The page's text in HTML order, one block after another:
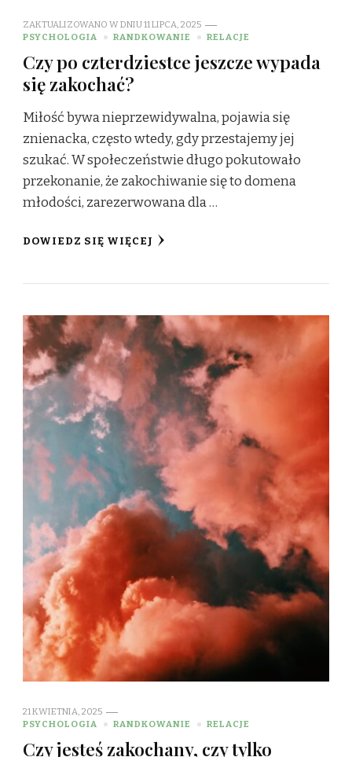
ZAKTUALIZOWANO W DNIU11 LIPCA, 2025
PSYCHOLOGIA
RANDKOWANIE RELACJE
Czy po czterdziestce jeszcze wypada
się zakochać?
Miłość bywa nieprzewidywalna, pojawia się
znienacka, często wtedy, gdy przestajemy jej
szukać. W społeczeństwie długo pokutowało
przekonanie, że zakochiwanie się to domena
młodości, zarezerwowana dla …
DOWIEDZ SIĘ WIĘCEJ
21 KWIETNIA, 2025
PSYCHOLOGIA
RANDKOWANIE RELACJE
Czy jesteś zakochany, czy tylko